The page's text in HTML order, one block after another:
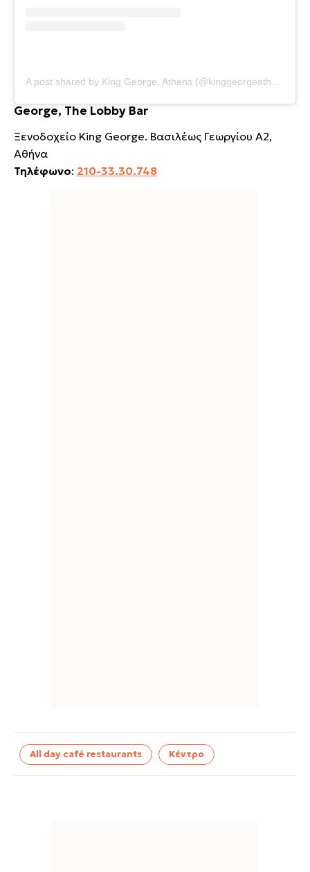
A post shared by King George, Athens (@kinggeorgeathens)
George, The Lobby Bar
Ξενοδοχείο King George. Bασιλέως Γεωργίου Α2,
Αθήνα
Τηλέφωνο: 210-33.30.748
All day café restaurants Κέντρο